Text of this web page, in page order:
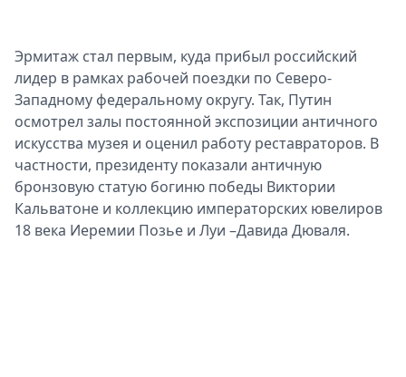
Эрмитаж стал первым, куда прибыл российский
лидер в рамках рабочей поездки по Северо-
Западному федеральному округу. Так, Путин
осмотрел залы постоянной экспозиции античного
искусства музея и оценил работу реставраторов. В
частности, президенту показали античную
бронзовую статую богиню победы Виктории
Кальватоне и коллекцию императорских ювелиров
18 века Иеремии Позье и Луи –Давида Дюваля.